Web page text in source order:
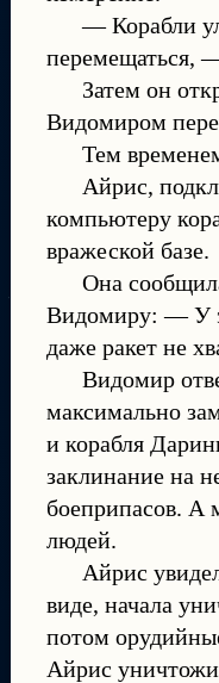
— Корабли
перемещаться,
Затем он
Видомиром
Тем
Айрис,
компьютеру
вражеской базе.
Она
Видомиру: — У
даже ракет не
Видомир
максимально
и корабля
заклинание на
боеприпасов. А
людей.
Айрис
виде, начала
потом
Айрис